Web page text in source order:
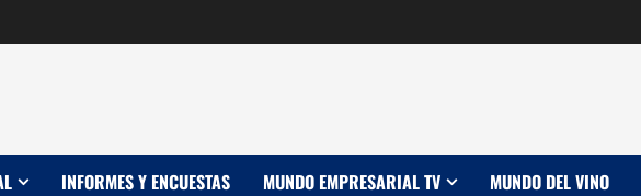
INFORMES Y ENCUESTAS MUNDO EMPRESARIAL TV MUNDO DEL VINO